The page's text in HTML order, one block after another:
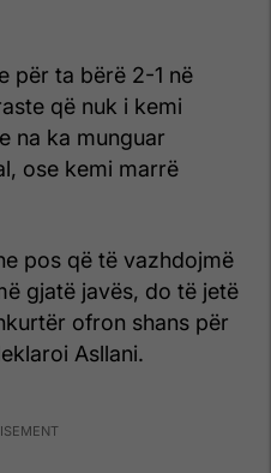
për ta bërë 2-1 në
që nuk i kemi
na ka munguar
ose kemi marrë
pos që të vazhdojmë
gjatë javës, do të jetë
ofron shans për
Asllani.